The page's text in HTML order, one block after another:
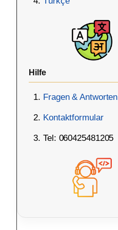
Hilfe
Fragen & Antworten
Kontaktformular
Tel: 060425481205